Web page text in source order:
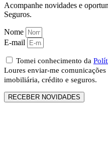
Acompanhe novidades e
Seguros.
Nome
E-mail
Tomei conhecimento da
Loures enviar-me
imobiliária, crédito e seguros.
RECEBER NOVIDADES